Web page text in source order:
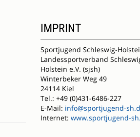
IMPRINT
Sportjugend Schleswig-
Landessportverband
Holstein e.V. (sjsh)
Winterbeker Weg 49
24114 Kiel
Tel.: +49 (0)431-6486-227
E-Mail: info@sportjugend-
Internet: www.sportjugend-